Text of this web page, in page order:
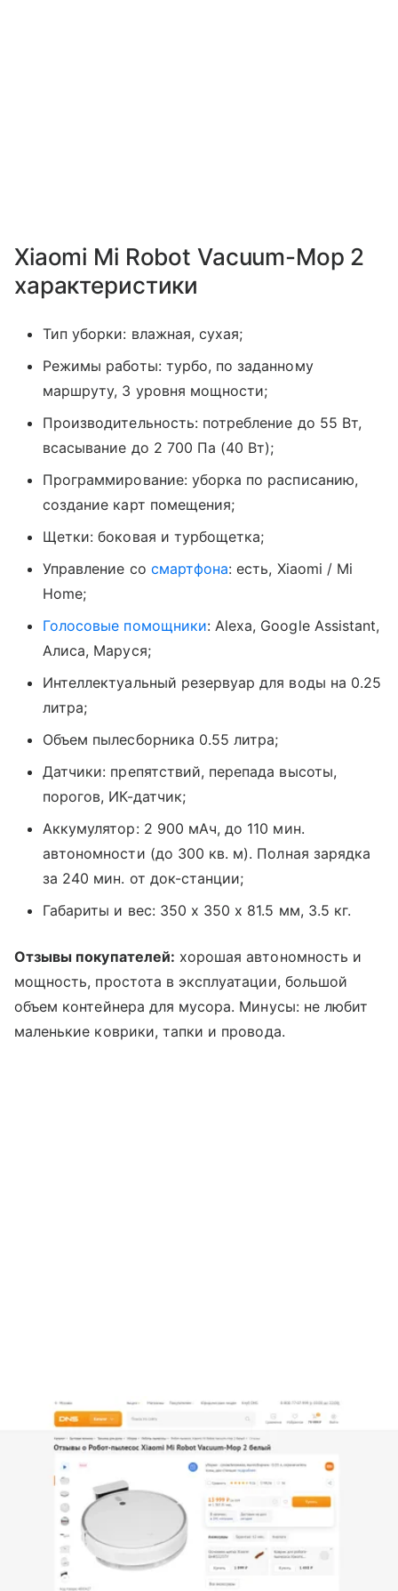
Xiaomi Mi Robot Vacuum-Mop 2
характеристики
Тип уборки: влажная, сухая;
Режимы работы: турбо, по заданному
маршруту, 3 уровня мощности;
Производительность: потребление до 55 Вт,
всасывание до 2 700 Па (40 Вт);
Программирование: уборка по расписанию,
создание карт помещения;
Щетки: боковая и турбощетка;
Управление со смартфона: есть, Xiaomi / Mi
Home;
Голосовые помощники: Alexa, Google Assistant,
Алиса, Маруся;
Интеллектуальный резервуар для воды на 0.25
литра;
Объем пылесборника 0.55 литра;
Датчики: препятствий, перепада высоты,
порогов, ИК-датчик;
Аккумулятор: 2 900 мАч, до 110 мин.
автономности (до 300 кв. м). Полная зарядка
за 240 мин. от док-станции;
Габариты и вес: 350 x 350 x 81.5 мм, 3.5 кг.
Отзывы покупателей: хорошая автономность и
мощность, простота в эксплуатации, большой
объем контейнера для мусора. Минусы: не любит
маленькие коврики, тапки и провода.